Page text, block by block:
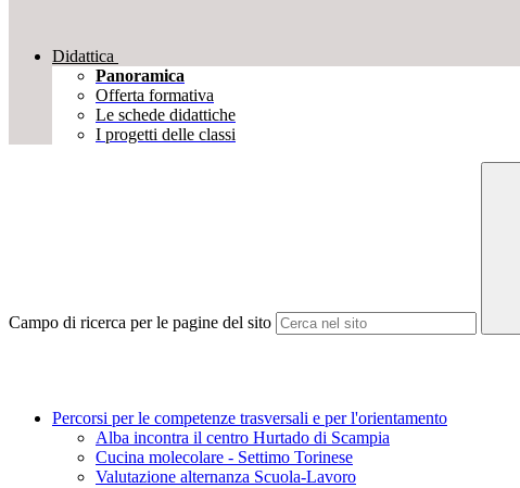
Didattica
Panoramica
Offerta formativa
Le schede didattiche
I progetti delle classi
Campo di ricerca per le pagine del sito
Percorsi per le competenze trasversali e per l'orientamento
Alba incontra il centro Hurtado di Scampia
Cucina molecolare - Settimo Torinese
Valutazione alternanza Scuola-Lavoro